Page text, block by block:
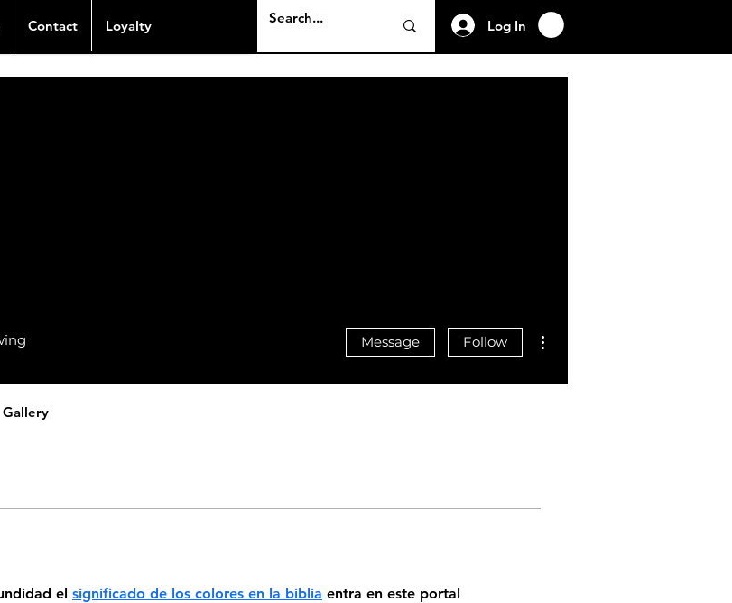
Contact Loyalty Log In
el significado de los colores en la biblia entra en este portal
Message Follow
Gallery